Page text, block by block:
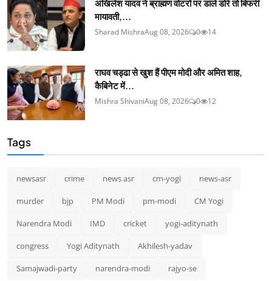
अखिलेश यादव ने ब्राह्मण वोटरों पर डाले डोरे तो बिफरीं
मायावती,...
Sharad MishraAug 08, 2026 0 14
राघव चड्ढा से खुश हैं पीएम मोदी और अमित शाह,
कैबिनेट में...
Mishra ShivaniAug 08, 2026 0 12
Tags
newsasr crime news asr cm-yogi news-asr
murder bjp PM Modi pm-modi CM Yogi
Narendra Modi IMD cricket yogi-aditynath
congress Yogi Aditynath Akhilesh-yadav
Samajwadi-party narendra-modi rajyo-se